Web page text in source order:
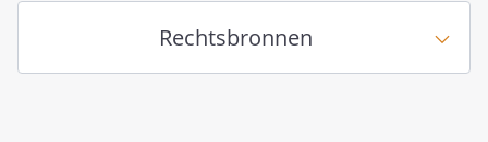
Rechtsbronnen